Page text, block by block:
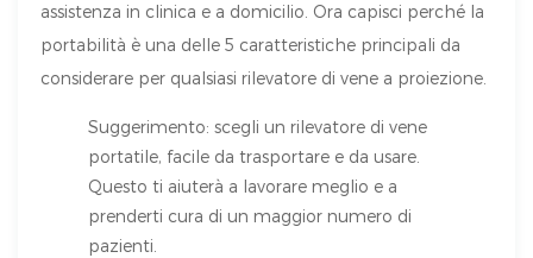
assistenza in clinica e a domicilio. Ora capisci perché la
portabilità è una delle 5 caratteristiche principali da
considerare per qualsiasi rilevatore di vene a proiezione.
Suggerimento: scegli un rilevatore di vene
portatile, facile da trasportare e da usare.
Questo ti aiuterà a lavorare meglio e a
prenderti cura di un maggior numero di
pazienti.